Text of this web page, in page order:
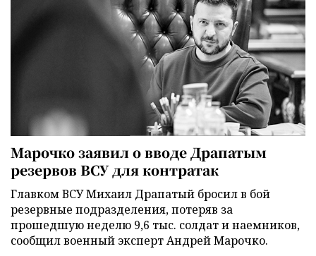
Марочко заявил о вводе Драпатым
резервов ВСУ для контратак
Главком ВСУ Михаил Драпатый бросил в бой
резервные подразделения, потеряв за
прошедшую неделю 9,6 тыс. солдат и наемников,
сообщил военный эксперт Андрей Марочко.